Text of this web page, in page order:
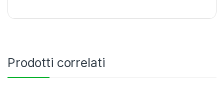
Prodotti correlati